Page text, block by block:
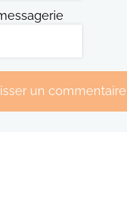
un commentaire